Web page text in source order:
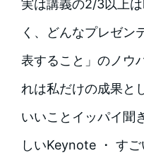
実は講義の2/3以上
く、どんなプレゼン
表すること」のノウ
れは私だけの成果と
いいことイッパイ聞
しいKeynote ・ す